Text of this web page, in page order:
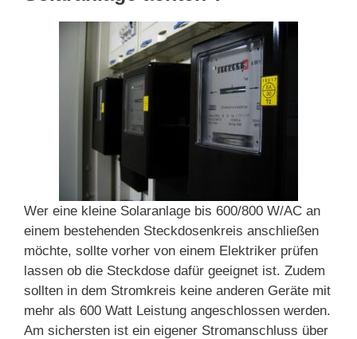
Wer eine kleine Solaranlage bis 600/800 W/AC an
einem bestehenden Steckdosenkreis anschließen
möchte, sollte vorher von einem Elektriker prüfen
lassen ob die Steckdose dafür geeignet ist. Zudem
sollten in dem Stromkreis keine anderen Geräte mit
mehr als 600 Watt Leistung angeschlossen werden.
Am sichersten ist ein eigener Stromanschluss über